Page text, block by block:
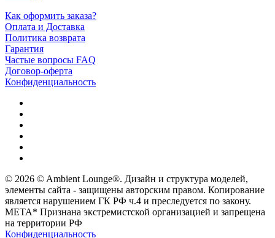
Как оформить заказа?
Оплата и Доставка
Политика возврата
Гарантия
Частые вопросы FAQ
Договор-оферта
Конфиденциальность
© 2026 © Ambient Lounge®. Дизайн и структура моделей,
элементы сайта - защищены авторским правом. Копирование
является нарушением ГК РФ ч.4 и преследуется по закону.
МЕТА* Признана экстремистской организацией и запрещена
на территории РФ
Конфиденциальность